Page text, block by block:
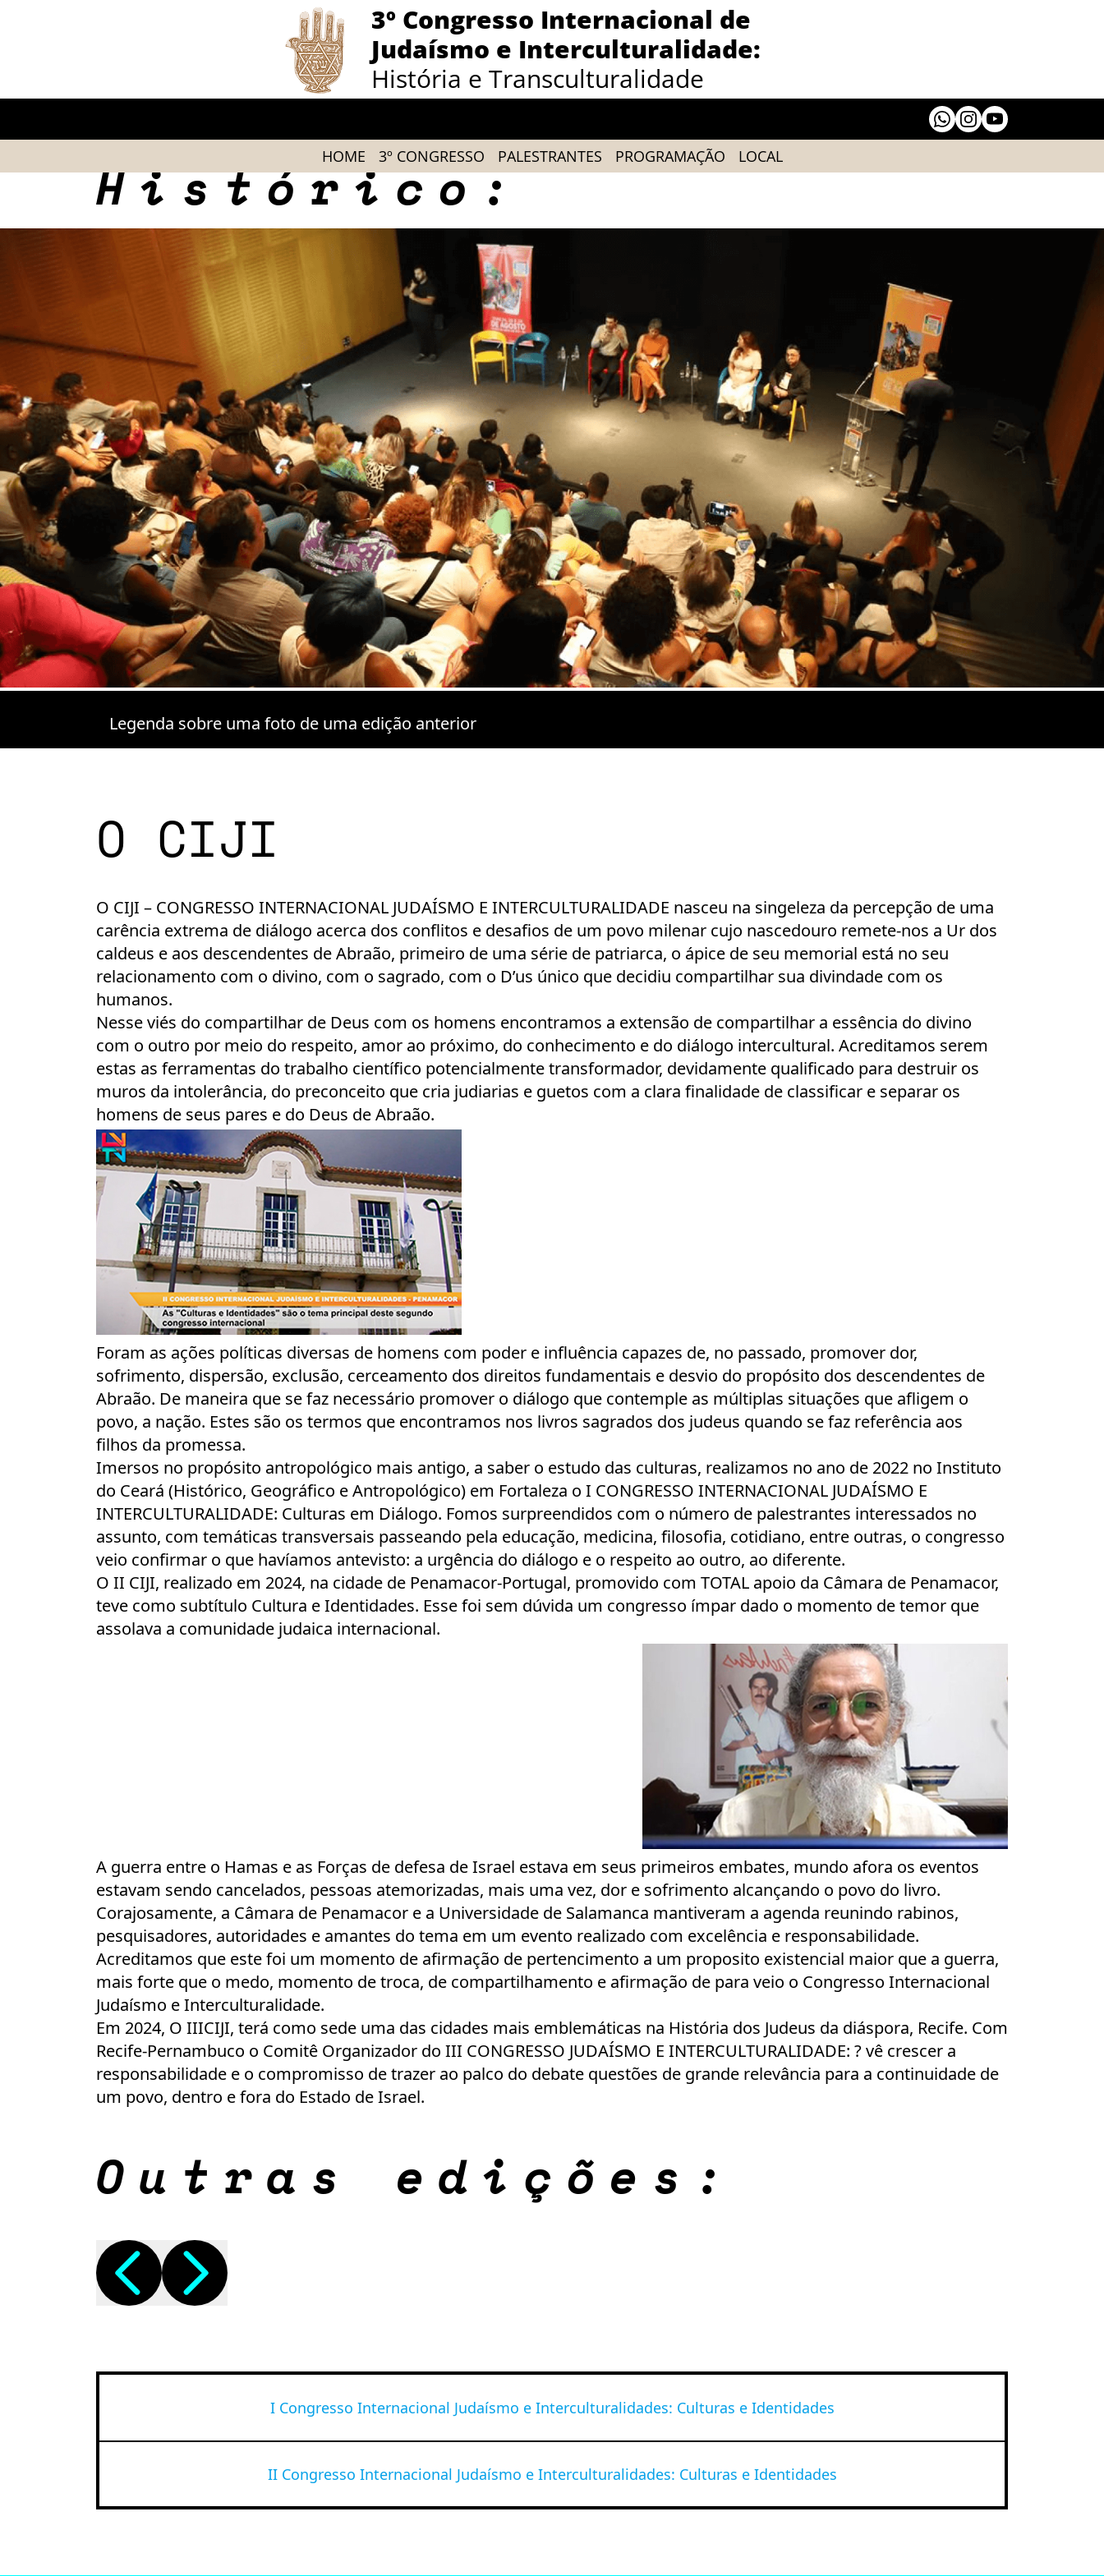
3º Congresso Internacional de
Judaísmo e Interculturalidade:
História e Transculturalidade
HOME 3º CONGRESSO PALESTRANTES PROGRAMAÇÃO LOCAL
Histórico:
Legenda sobre uma foto de uma edição anterior
O CIJI
O CIJI – CONGRESSO INTERNACIONAL JUDAÍSMO E INTERCULTURALIDADE nasceu na singeleza da percepção de uma
carência extrema de diálogo acerca dos conflitos e desafios de um povo milenar cujo nascedouro remete-nos a Ur dos
caldeus e aos descendentes de Abraão, primeiro de uma série de patriarca, o ápice de seu memorial está no seu
relacionamento com o divino, com o sagrado, com o D’us único que decidiu compartilhar sua divindade com os
humanos.
Nesse viés do compartilhar de Deus com os homens encontramos a extensão de compartilhar a essência do divino
com o outro por meio do respeito, amor ao próximo, do conhecimento e do diálogo intercultural. Acreditamos serem
estas as ferramentas do trabalho científico potencialmente transformador, devidamente qualificado para destruir os
muros da intolerância, do preconceito que cria judiarias e guetos com a clara finalidade de classificar e separar os
homens de seus pares e do Deus de Abraão.
Foram as ações políticas diversas de homens com poder e influência capazes de, no passado, promover dor,
sofrimento, dispersão, exclusão, cerceamento dos direitos fundamentais e desvio do propósito dos descendentes de
Abraão. De maneira que se faz necessário promover o diálogo que contemple as múltiplas situações que afligem o
povo, a nação. Estes são os termos que encontramos nos livros sagrados dos judeus quando se faz referência aos
filhos da promessa.
Imersos no propósito antropológico mais antigo, a saber o estudo das culturas, realizamos no ano de 2022 no Instituto
do Ceará (Histórico, Geográfico e Antropológico) em Fortaleza o I CONGRESSO INTERNACIONAL JUDAÍSMO E
INTERCULTURALIDADE: Culturas em Diálogo. Fomos surpreendidos com o número de palestrantes interessados no
assunto, com temáticas transversais passeando pela educação, medicina, filosofia, cotidiano, entre outras, o congresso
veio confirmar o que havíamos antevisto: a urgência do diálogo e o respeito ao outro, ao diferente.
O II CIJI, realizado em 2024, na cidade de Penamacor-Portugal, promovido com TOTAL apoio da Câmara de Penamacor,
teve como subtítulo Cultura e Identidades. Esse foi sem dúvida um congresso ímpar dado o momento de temor que
assolava a comunidade judaica internacional.
A guerra entre o Hamas e as Forças de defesa de Israel estava em seus primeiros embates, mundo afora os eventos
estavam sendo cancelados, pessoas atemorizadas, mais uma vez, dor e sofrimento alcançando o povo do livro.
Corajosamente, a Câmara de Penamacor e a Universidade de Salamanca mantiveram a agenda reunindo rabinos,
pesquisadores, autoridades e amantes do tema em um evento realizado com excelência e responsabilidade.
Acreditamos que este foi um momento de afirmação de pertencimento a um proposito existencial maior que a guerra,
mais forte que o medo, momento de troca, de compartilhamento e afirmação de para veio o Congresso Internacional
Judaísmo e Interculturalidade.
Em 2024, O IIICIJI, terá como sede uma das cidades mais emblemáticas na História dos Judeus da diáspora, Recife. Com
Recife-Pernambuco o Comitê Organizador do III CONGRESSO JUDAÍSMO E INTERCULTURALIDADE: ? vê crescer a
responsabilidade e o compromisso de trazer ao palco do debate questões de grande relevância para a continuidade de
um povo, dentro e fora do Estado de Israel.
Outras edições:
I Congresso Internacional Judaísmo e Interculturalidades: Culturas e Identidades
II Congresso Internacional Judaísmo e Interculturalidades: Culturas e Identidades